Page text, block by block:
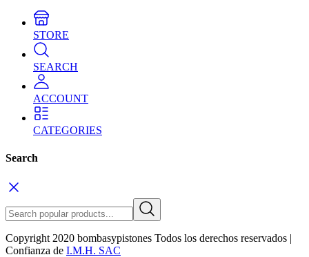
STORE
SEARCH
ACCOUNT
CATEGORIES
Search
Copyright 2020 bombasypistones Todos los derechos reservados |
Confianza de I.M.H. SAC